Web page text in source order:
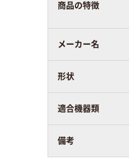
商品の特徴
メーカー名
形状
適合機器類
備考